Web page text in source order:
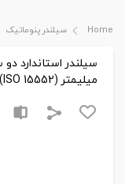
Home سیلندر پنوماتیک
میلیمتر (ISO 15552)